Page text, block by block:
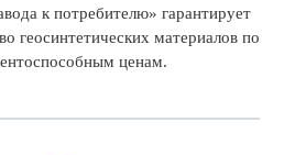
к потребителю» гарантирует
геосинтетических материалов по
ценам.